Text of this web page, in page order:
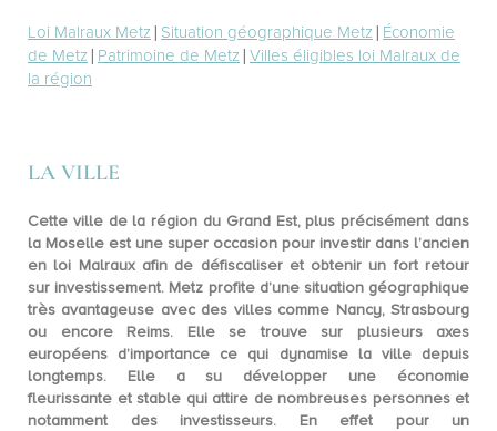
Loi Malraux Metz | Situation géographique Metz | Économie
de Metz | Patrimoine de Metz | Villes éligibles loi Malraux de
la région
LA VILLE
Cette ville de la région du Grand Est, plus précisément dans
la Moselle est une super occasion pour investir dans l’ancien
en loi Malraux afin de défiscaliser et obtenir un fort retour
sur investissement. Metz profite d’une situation géographique
très avantageuse avec des villes comme Nancy, Strasbourg
ou encore Reims. Elle se trouve sur plusieurs axes
européens d’importance ce qui dynamise la ville depuis
longtemps. Elle a su développer une économie
fleurissante et stable qui attire de nombreuses personnes et
notamment des investisseurs. En effet pour un